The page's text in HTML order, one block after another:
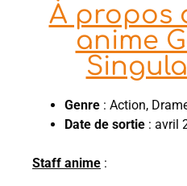
À propos
anime
Genre : Action,
Date de sortie : avril
Staff anime :